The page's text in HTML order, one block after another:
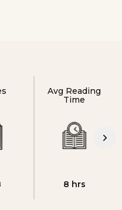
Avg Reading
Time
8 hrs